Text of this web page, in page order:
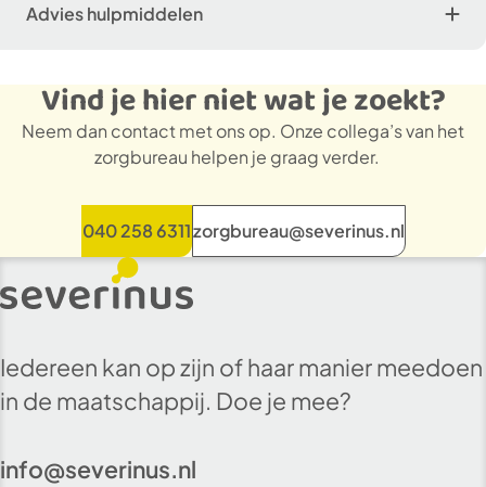
Advies hulpmiddelen
Vind je hier niet wat je zoekt?
Neem dan contact met ons op. Onze collega’s van het
zorgbureau helpen je graag verder.
040 258 6311zorgbureau@severinus.nl
Iedereen kan op zijn of haar manier meedoen
in de maatschappij. Doe je mee?
info@severinus.nl